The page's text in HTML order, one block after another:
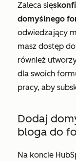
Zaleca się
domyślnego
odwiedzający
masz dostęp
również
dla swoich
pracy, aby
Dodaj
bloga do
Na koncie